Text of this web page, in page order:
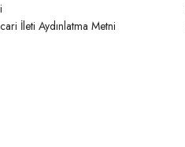
İleti Aydınlatma Metni